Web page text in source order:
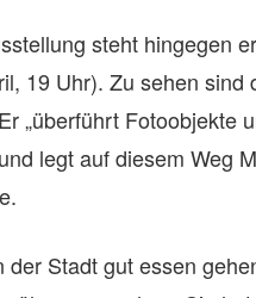
steht hingegen
19 Uhr). Zu sehen sind
„überführt Fotoobjekte
legt auf diesem Weg
der Stadt gut essen